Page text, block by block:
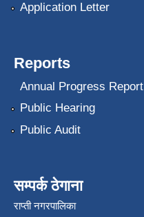
Application Letter
Reports
Annual Progress Report
Public Hearing
Public Audit
सम्पर्क ठेगाना
राप्ती नगरपालिका